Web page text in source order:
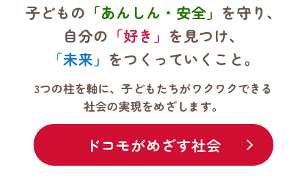
子どもの 「あんしん・安全」 を守り、
自分の 「好き」 を見つけ、
「未来」 をつくっていくこと。
3つの柱を軸に、子どもたちがワクワクできる
社会の実現をめざします。
ドコモがめざす社会